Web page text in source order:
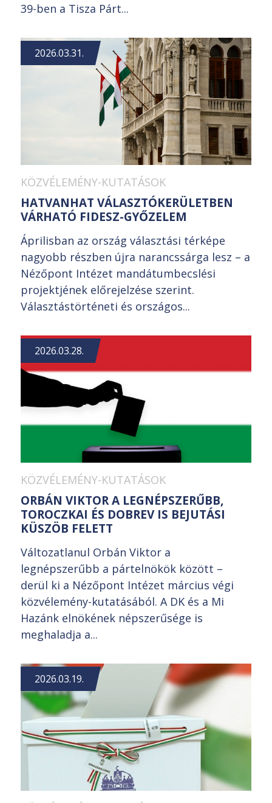
39-ben a Tisza Párt...
2026.03.31.
KÖZVÉLEMÉNY-KUTATÁSOK
HATVANHAT VÁLASZTÓKERÜLETBEN
VÁRHATÓ FIDESZ-GYŐZELEM
Áprilisban az ország választási térképe
nagyobb részben újra narancssárga lesz – a
Nézőpont Intézet mandátumbecslési
projektjének előrejelzése szerint.
Választástörténeti és országos...
2026.03.28.
KÖZVÉLEMÉNY-KUTATÁSOK
ORBÁN VIKTOR A LEGNÉPSZERŰBB,
TOROCZKAI ÉS DOBREV IS BEJUTÁSI
KÜSZÖB FELETT
Változatlanul Orbán Viktor a
legnépszerűbb a pártelnökök között –
derül ki a Nézőpont Intézet március végi
közvélemény-kutatásából. A DK és a Mi
Hazánk elnökének népszerűsége is
meghaladja a...
2026.03.19.